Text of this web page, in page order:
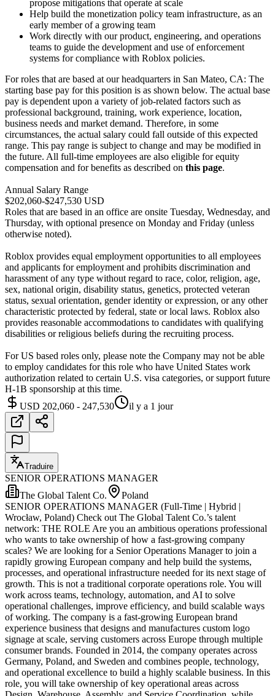
propose mitigations that operate at scale
Help build the monetization policy team infrastructure, as an
early member of a growing team
Work directly with our product, engineering, and operations
teams to guide the development and use of enforcement
systems for compliance with Roblox policies.
For roles that are based at our headquarters in San Mateo, CA: The
starting base pay for this position is as shown below. The actual base
pay is dependent upon a variety of job-related factors such as
professional background, training, work experience, location,
business needs and market demand. Therefore, in some
circumstances, the actual salary could fall outside of this expected
range. This pay range is subject to change and may be modified in
the future. All full-time employees are also eligible for equity
compensation and for benefits as described on this page.
Annual Salary Range
$202,060-$247,530 USD
Roles that are based in an office are onsite Tuesday, Wednesday, and
Thursday, with optional presence on Monday and Friday (unless
otherwise noted).
Roblox provides equal employment opportunities to all employees
and applicants for employment and prohibits discrimination and
harassment of any type without regard to race, color, religion, age,
sex, national origin, disability status, genetics, protected veteran
status, sexual orientation, gender identity or expression, or any other
characteristic protected by federal, state or local laws. Roblox also
provides reasonable accommodations to candidates with qualifying
disabilities or religious beliefs during the recruiting process.
For US based roles only, please note the Company may not be able
to employ candidates for this role who have United States work
authorization related to certain U.S. visa categories, or support future
H-1B sponsorship at this time.
USD 202,060 - 247,530
il y a 1 jour
Traduire
SENIOR OPERATIONS MANAGER
The Global Talent Co.
Poland
SENIOR OPERATIONS MANAGER (Full-Time | Hybrid |
Wrocław, Poland) Check out The Global Talent Co.’s talent
network: THE ROLE Are you an ambitious operations professional
who wants to take ownership of how a fast-growing company
scales? We are looking for a Senior Operations Manager to join a
rapidly growing European company and help build the systems,
processes, and operational infrastructure needed for its next stage of
growth. This is not a traditional corporate operations role. You will
work across teams, technology, automation, and AI to solve
operational challenges, improve efficiency, and build scalable ways
of working. The company is a fast-growing European brand
experience business that designs and manufactures custom logo
signage at scale, serving customers across Europe through multiple
consumer brands. Founded in 2014, the company operates across
Germany, Poland, and Sweden and combines people, technology,
and operational excellence to build a highly scalable business. In this
role, you will take ownership of key operational areas across